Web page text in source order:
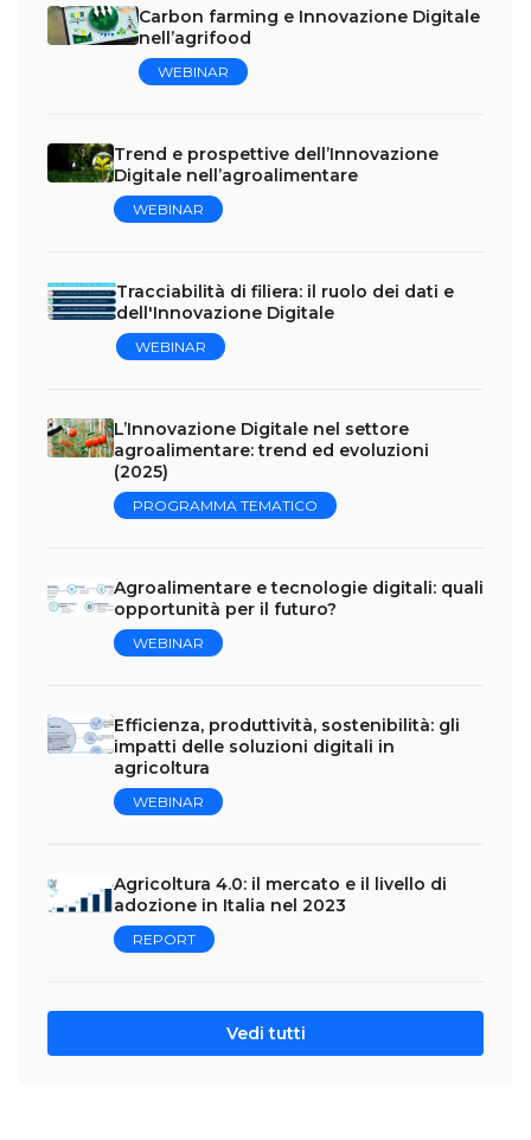
Carbon farming e Innovazione Digitale
nell’agrifood
WEBINAR
Trend e prospettive dell’Innovazione
Digitale nell’agroalimentare
WEBINAR
Tracciabilità di filiera: il ruolo dei dati e
dell'Innovazione Digitale
WEBINAR
L’Innovazione Digitale nel settore
agroalimentare: trend ed evoluzioni
(2025)
PROGRAMMA TEMATICO
Agroalimentare e tecnologie digitali: quali
opportunità per il futuro?
WEBINAR
Efficienza, produttività, sostenibilità: gli
impatti delle soluzioni digitali in
agricoltura
WEBINAR
Agricoltura 4.0: il mercato e il livello di
adozione in Italia nel 2023
REPORT
Vedi tutti